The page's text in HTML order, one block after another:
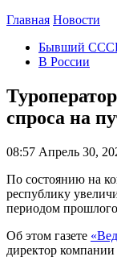
Главная Новости
Бывший
В России
спроса на
08:57 Апрель 30,
По состоянию на
республику
периодом
Об этом газете
директор